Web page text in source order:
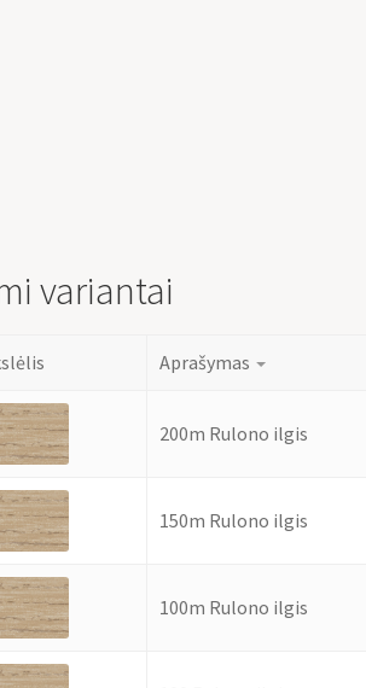
variantai
Aprašymas
200m Rulono ilgis
150m Rulono ilgis
100m Rulono ilgis